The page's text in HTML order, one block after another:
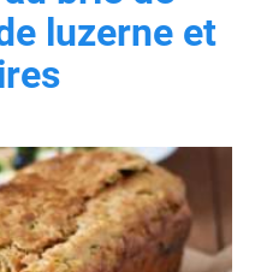
luzerne et